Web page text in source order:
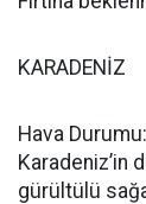
KARADENİZ
Hava
Karadeniz’in
gürültülü